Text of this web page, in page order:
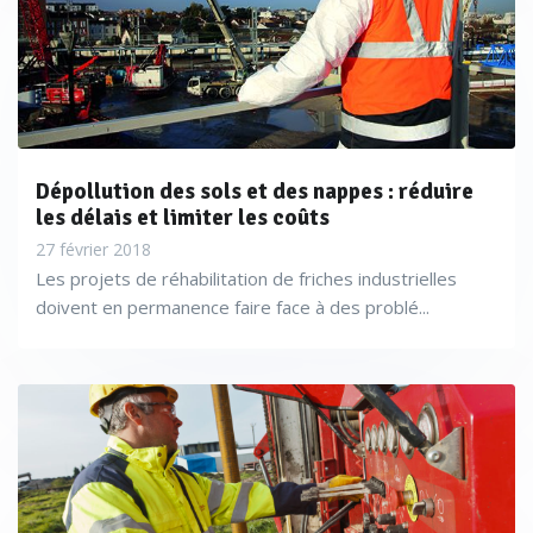
environnement d’Antea Group.
Dépollution des sols et des nappes : réduire
les délais et limiter les coûts
27 février 2018
Les projets de réhabilitation de friches industrielles
doivent en permanence faire face à des problé...